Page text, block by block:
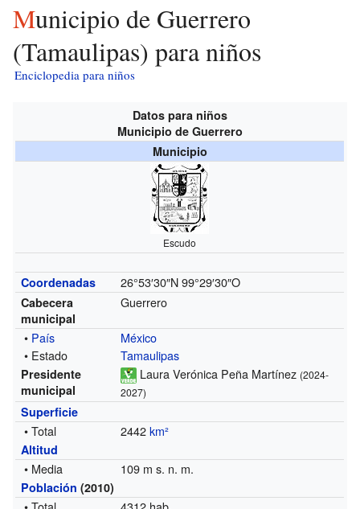
Municipio de Guerrero
(Tamaulipas) para niños
Enciclopedia para niños
Datos para niños
Municipio de Guerrero
Municipio
Escudo
Coordenadas 26°53′30″N 99°29′30″O
Cabecera
municipal
Guerrero
• País
México
• Estado
Tamaulipas
Presidente
municipal
Laura Verónica Peña Martínez (2024-
2027)
Superficie
• Total 2442km²
Altitud
• Media 109 m s. n. m.
Población (2010)